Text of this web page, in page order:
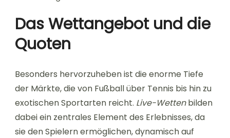
Das Wettangebot und die
Quoten
Besonders hervorzuheben ist die enorme Tiefe
der Märkte, die von Fußball über Tennis bis hin zu
exotischen Sportarten reicht. Live-Wettenbilden
dabei ein zentrales Element des Erlebnisses, da
sie den Spielern ermöglichen, dynamisch auf